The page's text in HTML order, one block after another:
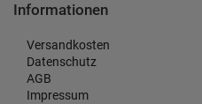
Informationen
Versandkosten
Datenschutz
AGB
Impressum